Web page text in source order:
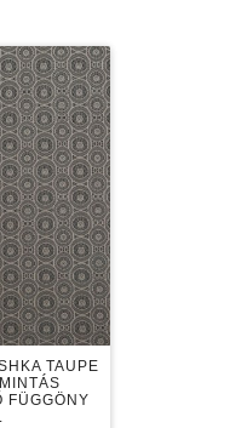
TAUPE
FÜGGÖNY